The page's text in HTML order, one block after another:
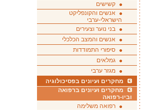
קשישים
אנשים והקונפליקט
הישראלי-ערבי
בני נוער וצעירים
אנשים והמצב הכלכלי
סיפורי התמודדות
גמלאים
מגזר ערבי
מחקרים ועיונים בפסיכולוגיה
מחקרים ועיונים ברפואה
וביו-רפואה
רפואה משלימה